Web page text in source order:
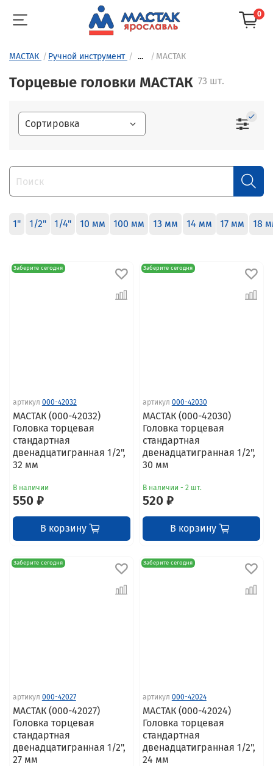
0
МАСТАК Ручной инструмент ... МАСТАК
Торцевые головки МАСТАК 73 шт.
1" 1/2" 1/4" 10 мм 100 мм 13 мм 14 мм 17 мм 18
Заберите сегодня
артикул 000-42032
МАСТАК (000-42032)
Головка торцевая
стандартная
двенадцатигранная 1/2",
32 мм
В наличии
550 ₽
В корзину
Заберите сегодня
артикул 000-42030
МАСТАК (000-42030)
Головка торцевая
стандартная
двенадцатигранная 1/2",
30 мм
В наличии - 2 шт.
520 ₽
В корзину
Заберите сегодня
артикул 000-42027
МАСТАК (000-42027)
Головка торцевая
стандартная
двенадцатигранная 1/2",
27 мм
Заберите сегодня
артикул 000-42024
МАСТАК (000-42024)
Головка торцевая
стандартная
двенадцатигранная 1/2",
24 мм